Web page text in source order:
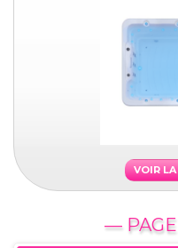
VOIR
—